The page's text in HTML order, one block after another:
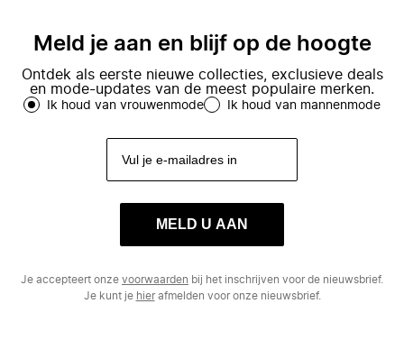
Meld je aan en blijf op de hoogte
Ontdek als eerste nieuwe collecties, exclusieve deals
en mode-updates van de meest populaire merken.
Ik houd van vrouwenmode Ik houd van mannenmode
MELD U AAN
Je accepteert onze voorwaarden bij het inschrijven voor de nieuwsbrief.
Je kunt je hierafmelden voor onze nieuwsbrief.